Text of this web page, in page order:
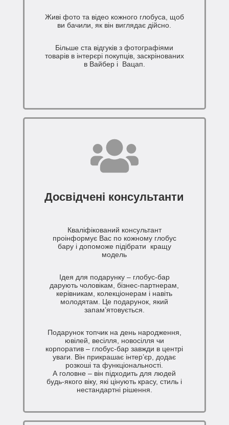
Живі фото та відео кожного глобуса, щоб
ви бачили, як він виглядає дійсно.
Більше ста відгуків з фотографіями
товарів в інтерєрі покупців, заскрінованих
в Вайбер і Вацап.
Досвідчені консультанти
Кваліфікований консультант
проінформує Вас по кожному глобус
бару і допоможе підібрати кращу
модель
Ідея для подарунку – глобус-бар
дарують чоловікам, бізнес-партнерам,
керівникам, колекціонерам і навіть
молодятам. Це подарунок, який
запам’ятовується.
Подарунок топчик на день народження,
ювілей, весілля, новосілля чи
корпоратив – глобус-бар завжди в центрі
уваги. Він прикрашає інтер’єр, додає
розкоші та функціональності.
А головне – він підходить для людей
будь-якого віку, які цінують красу, стиль і
нестандартні рішення.